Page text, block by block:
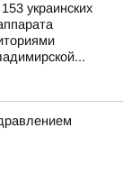
украинских